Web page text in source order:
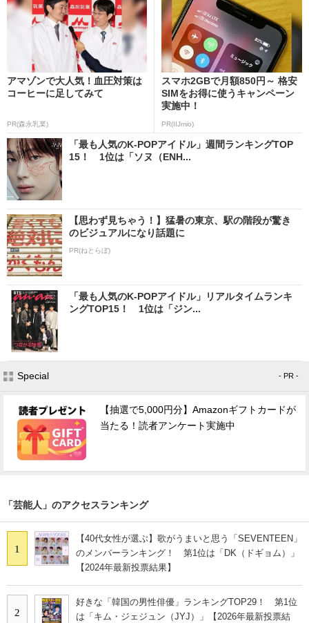
アマゾンで大人気！血圧対策は
コーヒーに足してみて
PR(森永乳業)
スマホ2GBで月額850円～ 格安
SIMをお得に使うキャンペーン
実施中！
PR(IIJmio)
「最も人気のK-POPアイドル」週間ランキングTOP
15！ 1位は「ソヌ（ENH...
【思わず見ちゃう！】猛暑の東京、駅の階段が驚き
のビジュアルになり話題に
PR(ねとらぼ)
「最も人気のK-POPアイドル」リアルタイムランキ
ングTOP15！ 1位は「ジン...
Special - PR -
【抽選で5,000円分】Amazonギフトカードが
当たる！読者アンケート実施中
「芸能人」のアクセスランキング
1
【40代女性が選ぶ】歌がうまいと思う「SEVENTEEN」
のメンバーランキング！ 第1位は「DK（ドギョム）」
【2024年最新投票結果】
2
好きな「韓国の男性俳優」ランキングTOP29！ 第1位
は「キム・ジェジュン（JYJ）」【2026年最新投票結